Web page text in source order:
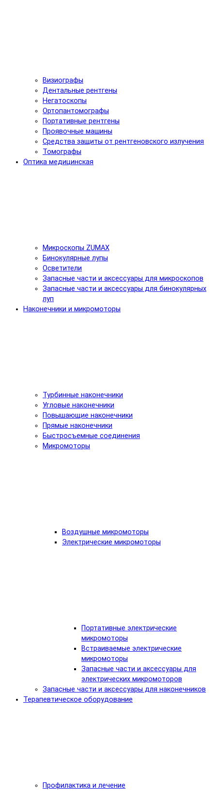
Визиографы
Дентальные рентгены
Негатоскопы
Ортопантомографы
Портативные рентгены
Проявочные машины
Средства защиты от рентгеновского излучения
Томографы
Оптика медицинская
Микроскопы ZUMAX
Бинокулярные лупы
Осветители
Запасные части и аксессуары для микроскопов
Запасные части и аксессуары для бинокулярных
луп
Наконечники и микромоторы
Турбинные наконечники
Угловые наконечники
Повышающие наконечники
Прямые наконечники
Быстросъемные соединения
Микромоторы
Воздушные микромоторы
Электрические микромоторы
Портативные электрические
микромоторы
Встраиваемые электрические
микромоторы
Запасные части и аксессуары для
электрических микромоторов
Запасные части и аксессуары для наконечников
Терапевтическое оборудование
Профилактика и лечение